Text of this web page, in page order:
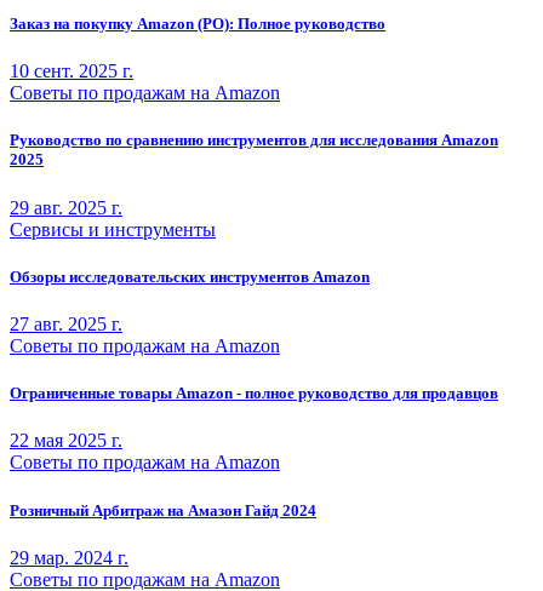
Заказ на покупку Amazon (PO): Полное руководство
10 сент. 2025 г.
Советы по продажам на Amazon
Руководство по сравнению инструментов для исследования Amazon
2025
29 авг. 2025 г.
Сервисы и инструменты
Обзоры исследовательских инструментов Amazon
27 авг. 2025 г.
Советы по продажам на Amazon
Ограниченные товары Amazon - полное руководство для продавцов
22 мая 2025 г.
Советы по продажам на Amazon
Розничный Арбитраж на Амазон Гайд 2024
29 мар. 2024 г.
Советы по продажам на Amazon